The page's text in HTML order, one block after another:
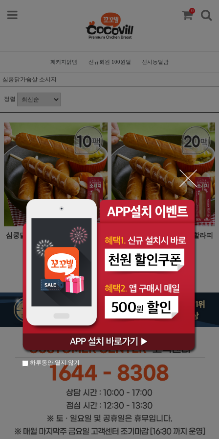
0
패키지닭템 신규회원 100원딜 신사동달밤
심쿵닭가슴살 소시지
정렬
심쿵닭가슴살 훈제소시지 할라피
뇨 70g 10팩
26,000원
13,000원
심쿵닭가슴살 훈제소시지 할라피
뇨 70g 20팩
52,000원
24,000원
하루동안 열지 않기